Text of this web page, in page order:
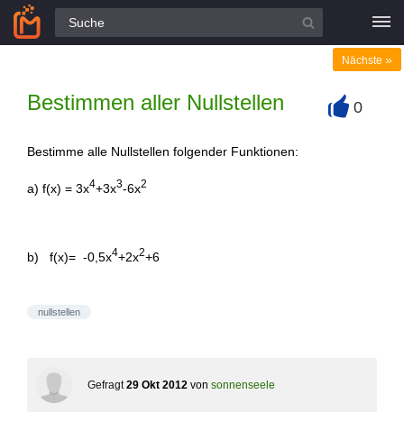
Alle Fragen
Bestimmen aller Nullstellen
Nächste »
0
Bestimme alle Nullstellen folgender Funktionen:
a) f(x) = 3x4+3x3-6x2
b) f(x)= -0,5x4+2x2+6
nullstellen
Gefragt 29 Okt 2012 von sonnenseele